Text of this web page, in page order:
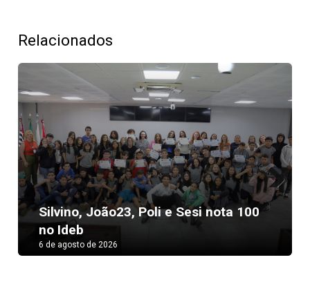
Relacionados
Silvino, João23, Poli e Sesi nota 100
no Ideb
6 de agosto de 2026
Next